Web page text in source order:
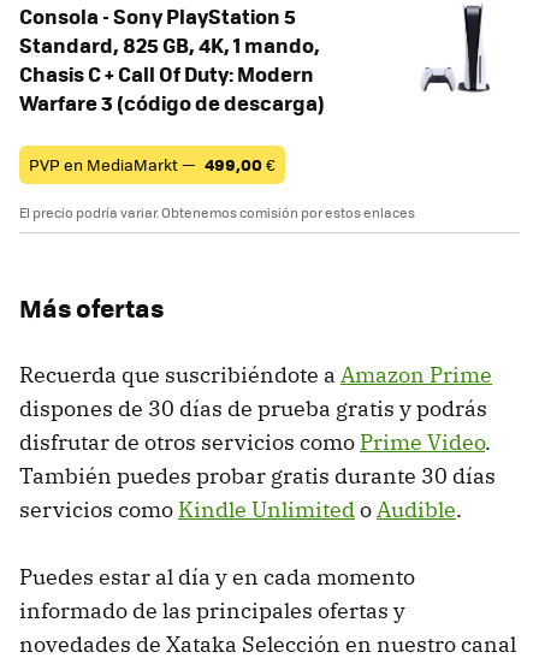
Consola - Sony PlayStation 5
Standard, 825 GB, 4K, 1 mando,
Chasis C + Call Of Duty: Modern
Warfare 3 (código de descarga)
PVP en MediaMarkt — 499,00€
El precio podría variar. Obtenemos comisión por estos enlaces
Más ofertas
Recuerda que suscribiéndote a Amazon Prime
dispones de 30 días de prueba gratis y podrás
disfrutar de otros servicios como Prime Video.
También puedes probar gratis durante 30 días
servicios como Kindle UnlimitedoAudible.
Puedes estar al día y en cada momento
informado de las principales ofertas y
novedades de Xataka Selección en nuestro canal